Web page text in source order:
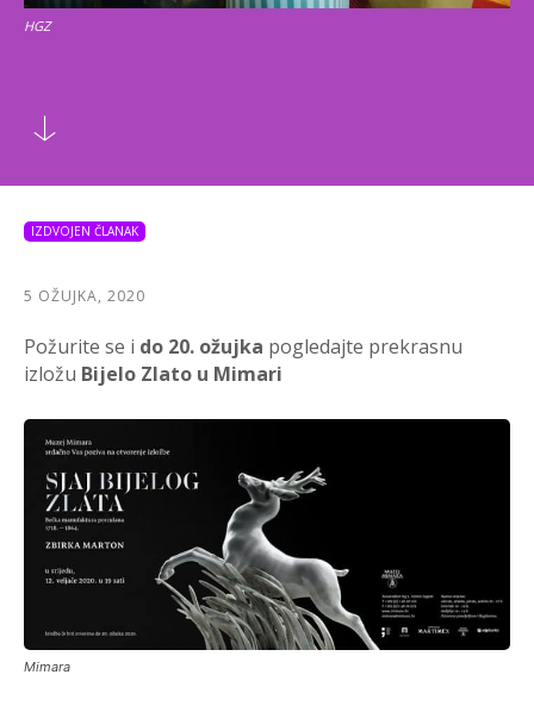
HGZ
IZDVOJEN ČLANAK
5 OŽUJKA, 2020
Požurite se i do 20. ožujka pogledajte prekrasnu
izložu Bijelo Zlato u Mimari
Mimara